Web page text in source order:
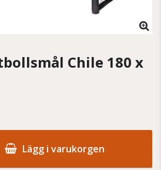
Chile 180 x
Lägg i varukorgen